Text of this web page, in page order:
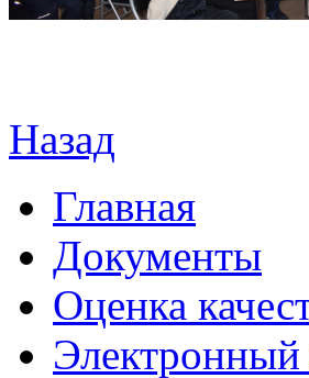
Назад
Главная
Документы
Оценка
Электронный